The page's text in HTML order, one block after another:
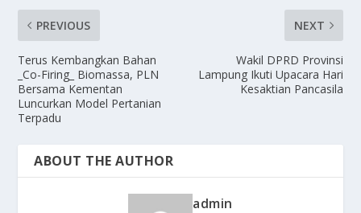
PREVIOUS
Terus Kembangkan Bahan
_Co-Firing_ Biomassa, PLN
Bersama Kementan
Luncurkan Model Pertanian
Terpadu
NEXT
Wakil DPRD Provinsi
Lampung Ikuti Upacara Hari
Kesaktian Pancasila
ABOUT THE AUTHOR
admin